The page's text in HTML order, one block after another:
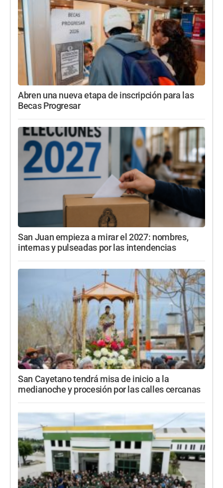
Abren una nueva etapa de inscripción para las
Becas Progresar
San Juan empieza a mirar el 2027: nombres,
internas y pulseadas por las intendencias
San Cayetano tendrá misa de inicio a la
medianoche y procesión por las calles cercanas